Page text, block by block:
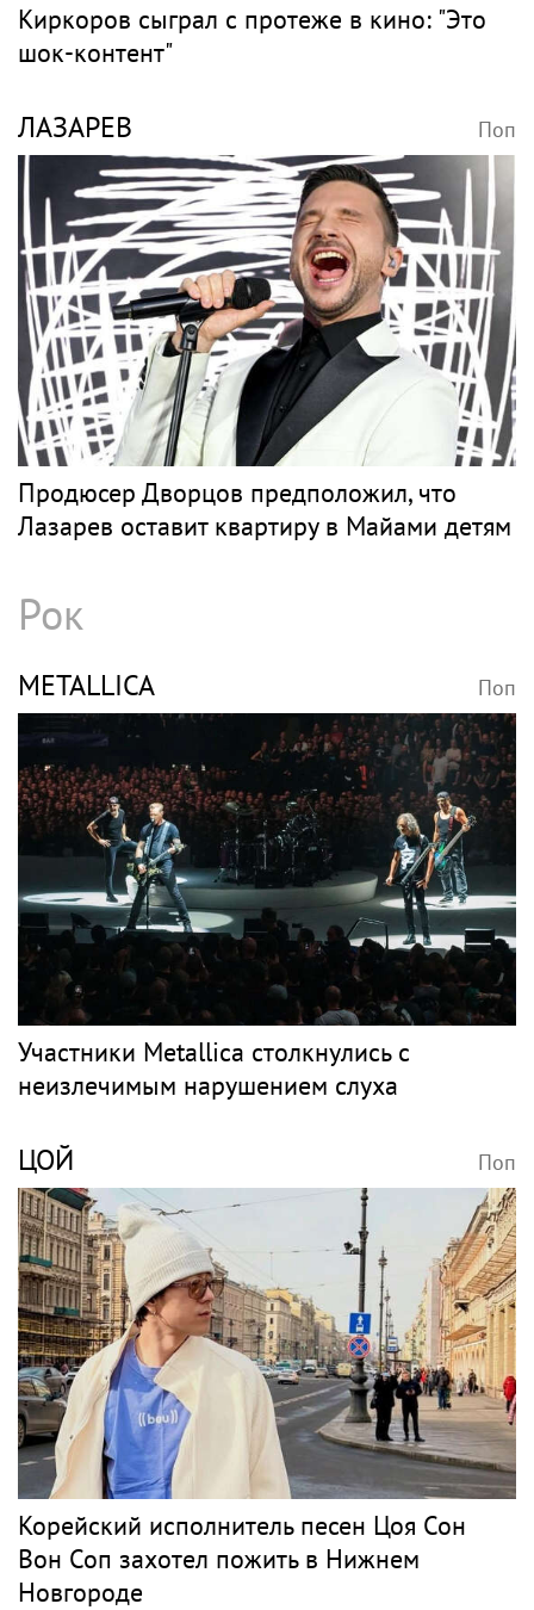
Киркоров сыграл с протеже в кино: "Это
шок-контент"
ЛАЗАРЕВ Поп
Продюсер Дворцов предположил, что
Лазарев оставит квартиру в Майами детям
Рок
METALLICA Поп
Участники Metallica столкнулись с
неизлечимым нарушением слуха
ЦОЙ Поп
Корейский исполнитель песен Цоя Сон
Вон Соп захотел пожить в Нижнем
Новгороде